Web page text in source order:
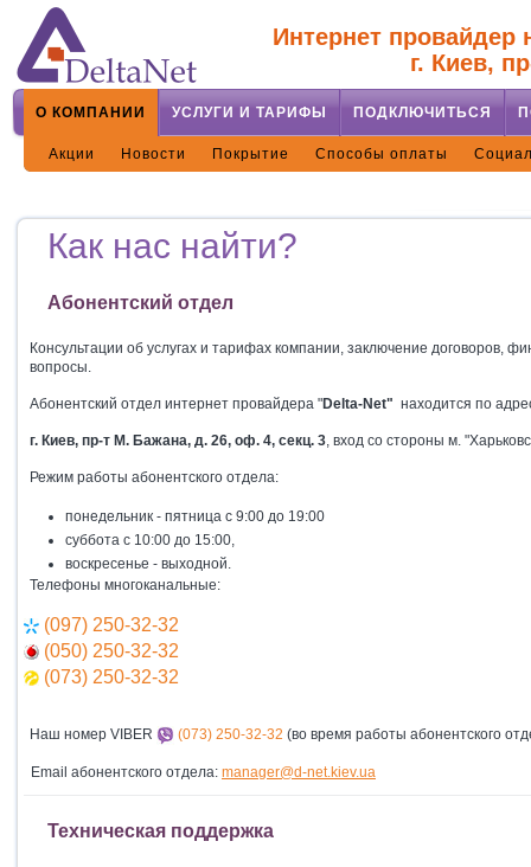
Интернет провайдер
г. Киев,
О КОМПАНИИ УСЛУГИ И ТАРИФЫ ПОДКЛЮЧИТЬСЯ
Акции Новости Покрытие Способы оплаты
Как нас найти?
Абонентский отдел
Консультации об услугах и тарифах компании, заключение договоров,
вопросы.
Абонентский отдел интернет провайдера "Delta-Net" находится по
г. Киев, пр-т М. Бажана, д. 26, оф. 4, секц. 3, вход со стороны м.
Режим работы абонентского отдела:
понедельник - пятница с 9:00 до 19:00
суббота с 10:00 до 15:00,
воскресенье - выходной.
Телефоны многоканальные:
(097) 250-32-32
(050) 250-32-32
(073) 250-32-32
Наш номер VIBER (073) 250-32-32 (во время работы абонентского
Email абонентского отдела: manager@d-net.kiev.ua
Техническая поддержка